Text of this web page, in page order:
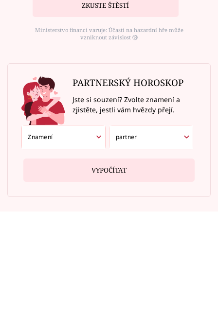
ZKUSTE ŠTĚSTÍ
Ministerstvo financí varuje: Účastí na hazardní hře může
vzniknout závislost ⑱
PARTNERSKÝ HOROSKOP
Jste si souzení? Zvolte znamení a
zjistěte, jestli vám hvězdy přejí.
VYPOČÍTAT